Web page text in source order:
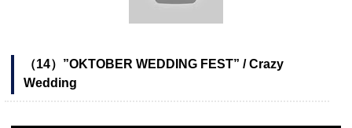
（14）”OKTOBER WEDDING FEST” / Crazy
Wedding